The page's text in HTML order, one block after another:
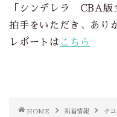
「シンデレラ CBA版
拍手をいただき、あり
レポートは こちら
HOME 新着情報 チ